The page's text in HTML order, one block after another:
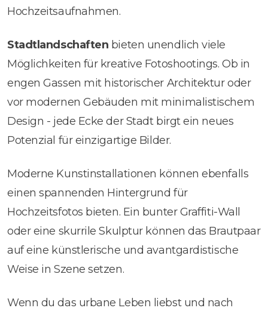
Hochzeitsaufnahmen.
Stadtlandschaften bieten unendlich viele
Möglichkeiten für kreative Fotoshootings. Ob in
engen Gassen mit historischer Architektur oder
vor modernen Gebäuden mit minimalistischem
Design - jede Ecke der Stadt birgt ein neues
Potenzial für einzigartige Bilder.
Moderne Kunstinstallationen können ebenfalls
einen spannenden Hintergrund für
Hochzeitsfotos bieten. Ein bunter Graffiti-Wall
oder eine skurrile Skulptur können das Brautpaar
auf eine künstlerische und avantgardistische
Weise in Szene setzen.
Wenn du das urbane Leben liebst und nach